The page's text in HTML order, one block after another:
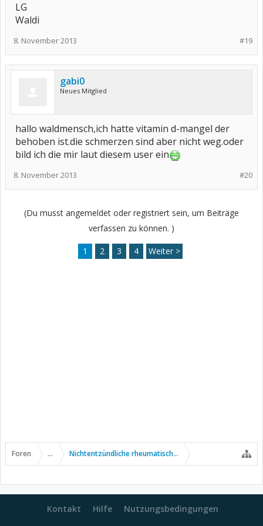
LG
Waldi
#19
8. November 2013
gabi0
Neues Mitglied
hallo waldmensch,ich hatte vitamin d-mangel der
behoben ist.die schmerzen sind aber nicht weg.oder
bild ich die mir laut diesem user ein
#20
8. November 2013
(Du musst angemeldet oder registriert sein, um Beiträge
verfassen zu können. )
1 2 3 4 Weiter >
Foren ... Nichtentzündliche rheumatische Erkrankungen
Kontakt Hilfe Nutzungsbedingungen